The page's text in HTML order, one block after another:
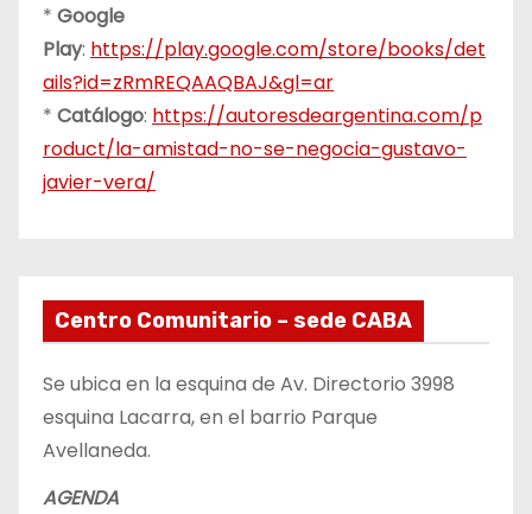
* Google
Play: https://play.google.com/store/books/det
ails?id=zRmREQAAQBAJ&gl=ar
* Catálogo: https://autoresdeargentina.com/p
roduct/la-amistad-no-se-negocia-gustavo-
javier-vera/
Centro Comunitario – sede CABA
Se ubica en la esquina de Av. Directorio 3998
esquina Lacarra, en el barrio Parque
Avellaneda.
AGENDA